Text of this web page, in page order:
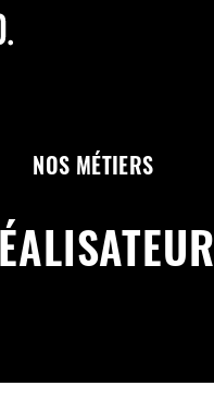
NOS MÉTIERS